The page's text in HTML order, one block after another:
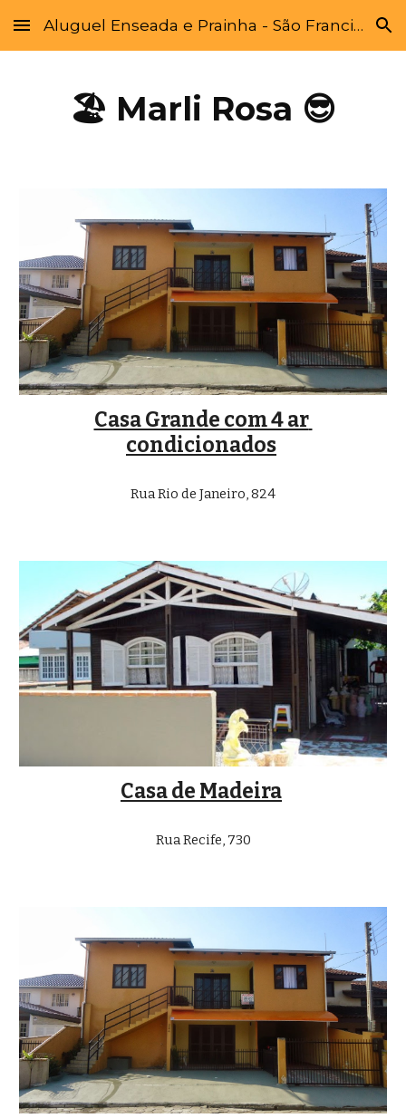
Skip to main content Skip to navigation
Aluguel Enseada e Prainha - São Francisco do Sul - SC
🏖 Marli Rosa 😎
Casa Grande com 4 ar
condicionados
Rua Rio de Janeiro, 824
Casa de Madeira
Rua Recife, 730